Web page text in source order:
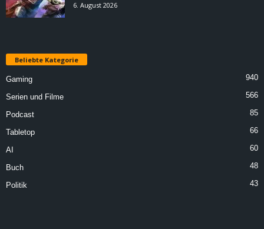
6. August 2026
Beliebte Kategorie
Gaming 940
Serien und Filme 566
Podcast 85
Tabletop 66
AI 60
Buch 48
Politik 43